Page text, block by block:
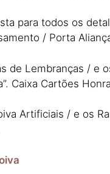
para todos os
/ Porta
de Lembranças / e
Caixa Cartões Honra
Artificiais / e os